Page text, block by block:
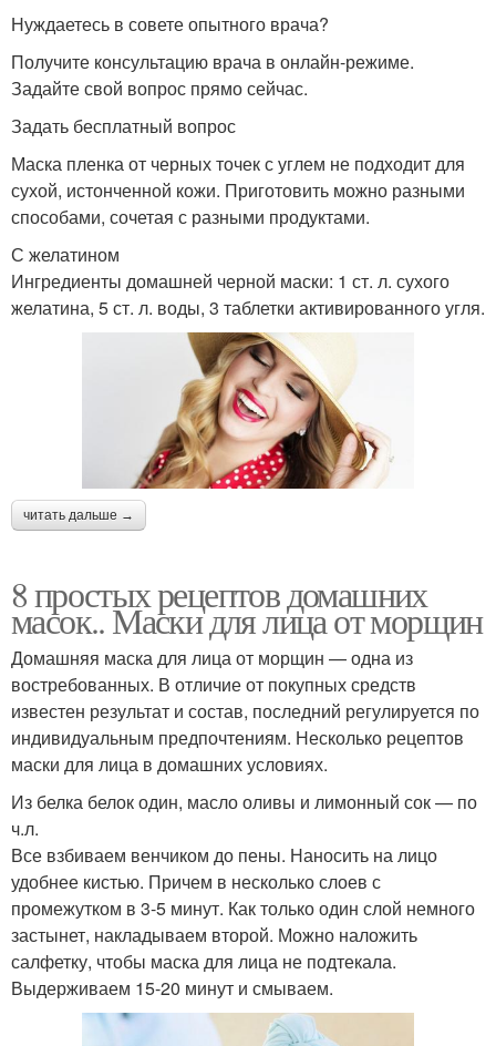
Нуждаетесь в совете опытного врача?
Получите консультацию врача в онлайн-режиме.
Задайте свой вопрос прямо сейчас.
Задать бесплатный вопрос
Маска пленка от черных точек с углем не подходит для
сухой, истонченной кожи. Приготовить можно разными
способами, сочетая с разными продуктами.
С желатином
Ингредиенты домашней черной маски: 1 ст. л. сухого
желатина, 5 ст. л. воды, 3 таблетки активированного угля.
читать дальше →
8 простых рецептов домашних
масок.. Маски для лица от морщин
Домашняя маска для лица от морщин — одна из
востребованных. В отличие от покупных средств
известен результат и состав, последний регулируется по
индивидуальным предпочтениям. Несколько рецептов
маски для лица в домашних условиях.
Из белка белок один, масло оливы и лимонный сок — по
ч.л.
Все взбиваем венчиком до пены. Наносить на лицо
удобнее кистью. Причем в несколько слоев с
промежутком в 3-5 минут. Как только один слой немного
застынет, накладываем второй. Можно наложить
салфетку, чтобы маска для лица не подтекала.
Выдерживаем 15-20 минут и смываем.